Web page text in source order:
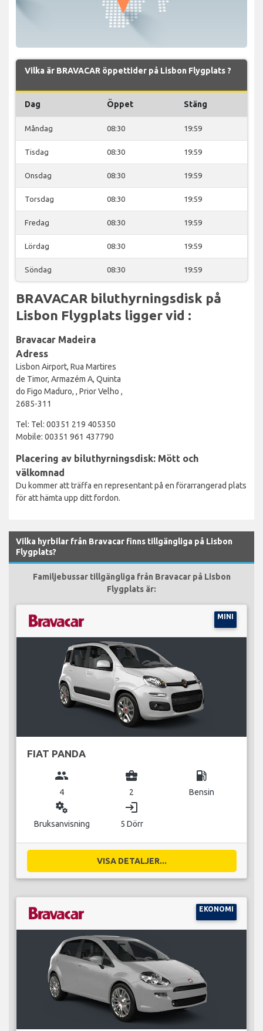
Vilka är BRAVACAR öppettider på Lisbon Flygplats ?
Dag Öppet Stäng
Måndag 08:30 19:59
Tisdag 08:30 19:59
Onsdag 08:30 19:59
Torsdag 08:30 19:59
Fredag 08:30 19:59
Lördag 08:30 19:59
Söndag 08:30 19:59
BRAVACAR biluthyrningsdisk på
Lisbon Flygplats ligger vid :
Bravacar Madeira
Adress
Lisbon Airport, Rua Martires
de Timor, Armazém A, Quinta
do Figo Maduro, , Prior Velho ,
2685-311
Tel: Tel: 00351 219 405350
Mobile: 00351 961 437790
Placering av biluthyrningsdisk: Mött och
välkomnad
Du kommer att träffa en representant på en förarrangerad plats
för att hämta upp ditt fordon.
Vilka hyrbilar från Bravacar finns tillgängliga på Lisbon
Flygplats?
Familjebussar tillgängliga från Bravacar på Lisbon
Flygplats är:
MINI
FIAT PANDA
group
4
business_center
2
local_gas_station
Bensin
miscellaneous_services
Bruksanvisning
login
5 Dörr
VISA DETALJER...
EKONOMI